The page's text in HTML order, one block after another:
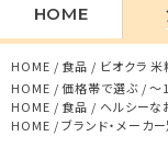
HOME
HOME 食品
ビオクラ
HOME
価格帯で選ぶ ～
HOME
食品 ヘルシーな
HOME
ブランド・メーカー